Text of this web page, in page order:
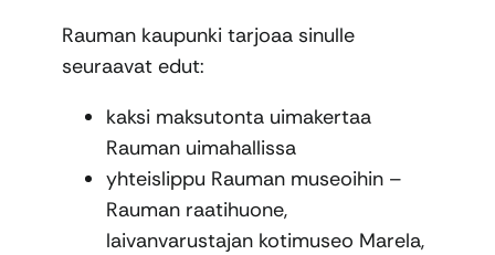
Rauman kaupunki tarjoaa sinulle
seuraavat edut:
kaksi maksutonta uimakertaa
Rauman uimahallissa
yhteislippu Rauman museoihin –
Rauman raatihuone,
laivanvarustajan kotimuseo Marela,